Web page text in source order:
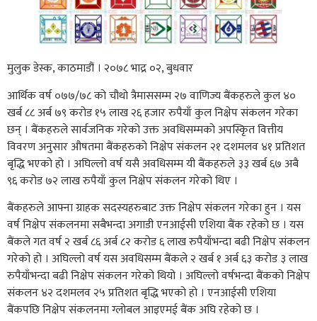
मुलुक डेस्क, काठमाडौं । २०७८ भाद्र ०२, बुधवार
आर्थिक वर्ष ०७७/७८ को चौथो त्रैमाससम्म २७ वाणिज्य बैंकहरुले कुल ४०
खर्ब ८८ अर्ब ७९ करोड १५ लाख २६ हजार रुपैयाँ कुल निक्षेप संकलन गरेका
छन् । बैंकहरुले सार्वजनिक गरेको उक्त अवधिसम्मको अपस्किृत वित्तीय
विवरण अनुसार औषतमा बैंकहरुको निक्षेप संकलन २१ दशमलव ४१ प्रतिशत
बृद्धि भएको हो । अघिल्लो वर्ष यसै अवधिसम्म यी बैंकहरुले ३३ खर्ब ६७ अबै
९६ करोड ७२ लाख रुपैयाँ कुल निक्षेप संकलन गरेको थिए ।
बैंकहरुले आफ्ना ग्राहक सदस्यहरुबाट उक्त निक्षेप संकलन गरेका हुन । यस
वर्ष निक्षेप संकलनमा सबैभन्दा अगाडी एनआईसी एशिया बैंक रहेको छ । यस
बैंकले गत वर्ष २ खर्ब ८६ अर्ब ८२ करोड ६ लाख रुपैयाँभन्दा बढी निक्षेप संकलन
गरेको हो । अघिल्लो वर्ष यस अवधिसम्म बैंकले २ खर्ब १ अर्ब ६३ करोड ३ लाख
रुपैयाँभन्दा बढी निक्षेप संकलन गरेको थियो । अघिल्लो वर्षभन्दा बैंकको निक्षेप
संकलन ४२ दशमलव २५ प्रतिशत बृद्धि भएको हो । एनआईसी एशिया
बैंकपछि निक्षेप संकलनमा ग्लोबल आइएमई बैंक अघि रहेको छ ।